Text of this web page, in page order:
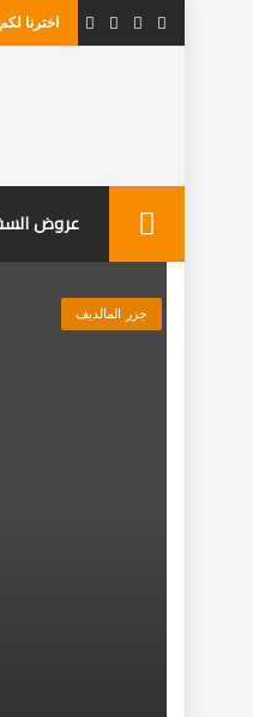
اخترنا
عروض
جزر المالديف